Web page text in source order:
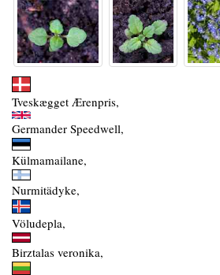
Tveskægget Ærenpris,
Germander Speedwell,
Külmamailane,
Nurmitädyke,
Völudepla,
Birztalas veronika,